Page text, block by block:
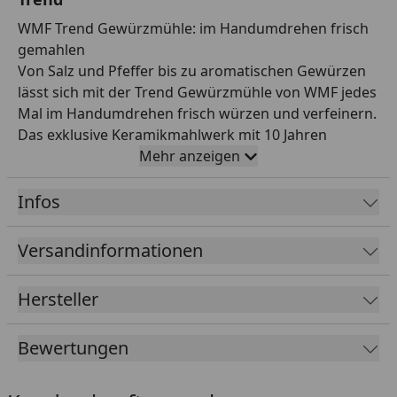
WMF Trend Gewürzmühle: im Handumdrehen frisch
gemahlen
Von Salz und Pfeffer bis zu aromatischen Gewürzen
lässt sich mit der Trend Gewürzmühle von WMF jedes
Mal im Handumdrehen frisch würzen und verfeinern.
Das exklusive Keramikmahlwerk mit 10 Jahren
Garantie* ist härter als Metall, lebensmittelneutral,
verschleiß,- korrosions- und abriebfrei. Das
praktische Einstellrad ermöglicht eine stufenlose
bis fein und der Aromaschutzdeckel schützt das
Mahlwerk der Gewürzmühle vor Feuchtigkeit, sodass
transparentem Glas und mattem, hochwertigem
Kunststoff gefertigte Gewürzmühle bietet eine
optimale Sichbarkeit und Kontrolle der Restmenge
Und weil das Mahlwerk oben angebracht ist, bleiben
Mehr anzeigen
Infos
Versandinformationen
Hersteller
Bewertungen